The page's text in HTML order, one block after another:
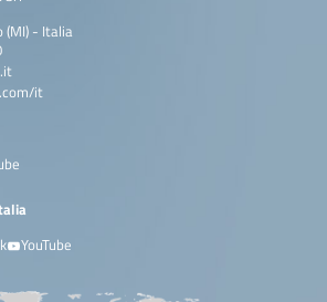
(MI) - Italia
it
YouTube